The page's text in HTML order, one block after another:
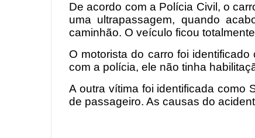
De acordo com a Polícia Civil, o
uma ultrapassagem, quando
caminhão. O veículo ficou
O motorista do carro foi
com a polícia, ele não tinha
A outra vítima foi identificada como
de passageiro. As causas do